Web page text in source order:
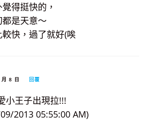
得挺快的，
是天意～
快，過了就好(唉
8 日 回覆
小王子出現拉!!!
2013 05:55:00 AM)